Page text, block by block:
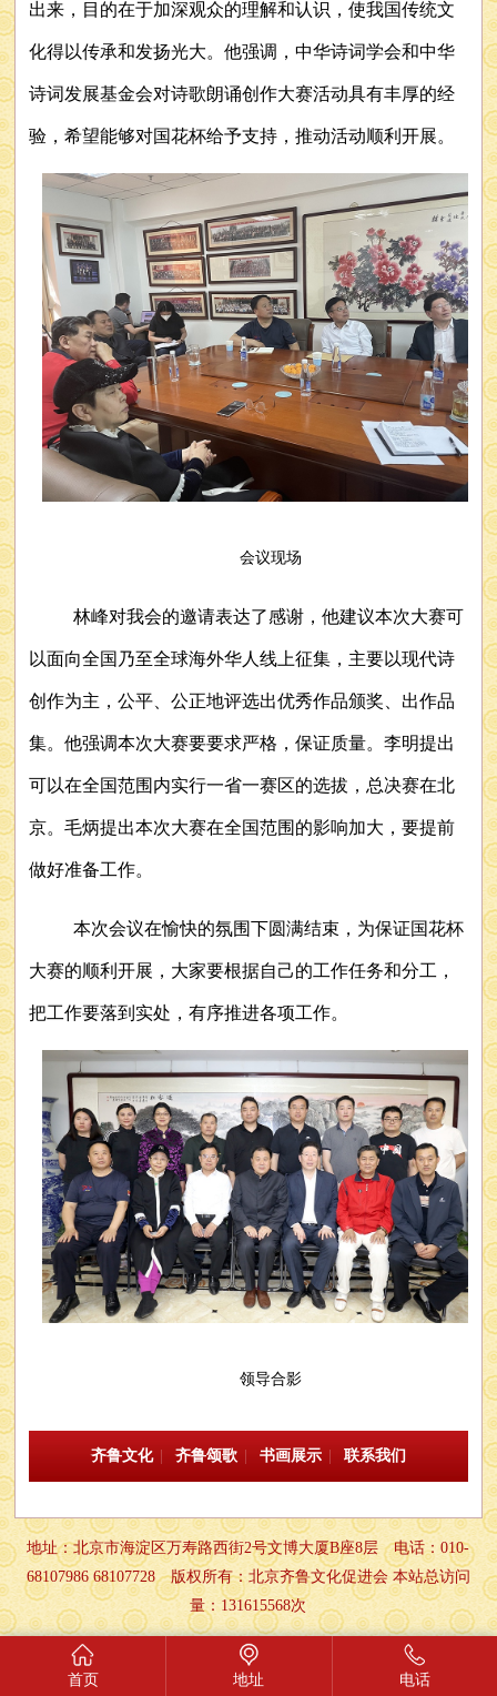
出来，目的在于加深观众的理解和认识，使我国传统文
化得以传承和发扬光大。他强调，中华诗词学会和中华
诗词发展基金会对诗歌朗诵创作大赛活动具有丰厚的经
验，希望能够对国花杯给予支持，推动活动顺利开展。
会议现场
林峰对我会的邀请表达了感谢，他建议本次大赛可
以面向全国乃至全球海外华人线上征集，主要以现代诗
创作为主，公平、公正地评选出优秀作品颁奖、出作品
集。他强调本次大赛要要求严格，保证质量。李明提出
可以在全国范围内实行一省一赛区的选拔，总决赛在北
京。毛炳提出本次大赛在全国范围的影响加大，要提前
做好准备工作。
本次会议在愉快的氛围下圆满结束，为保证国花杯
大赛的顺利开展，大家要根据自己的工作任务和分工，
把工作要落到实处，有序推进各项工作。
领导合影
齐鲁文化 齐鲁颂歌 书画展示 联系我们
地址：北京市海淀区万寿路西街2号文博大厦B座8层 电话：010-
68107986 68107728 版权所有：北京齐鲁文化促进会 本站总访问
量：131615568次
首页 地址 电话